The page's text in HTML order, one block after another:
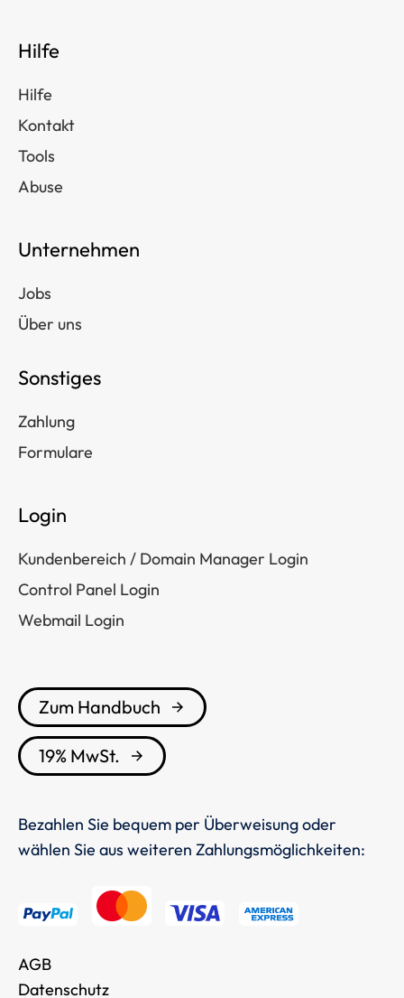
Hilfe
Hilfe
Kontakt
Tools
Abuse
Unternehmen
Jobs
Über uns
Sonstiges
Zahlung
Formulare
Login
Kundenbereich / Domain Manager Login
Control Panel Login
Webmail Login
Zum Handbuch
19% MwSt.
Bezahlen Sie bequem per Überweisung oder
wählen Sie aus weiteren Zahlungsmöglichkeiten:
AGB
Datenschutz